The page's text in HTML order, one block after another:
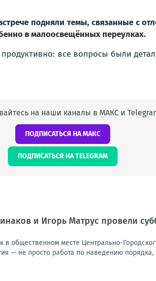
подняли темы, связанные с
в малоосвещённых переулках.
все вопросы были
на наши каналы в МАКС и
ПОДПИСАТЬСЯ НА МАКС
ПОДПИСАТЬСЯ НА TELEGRAM
и Игорь Матрус провели
в общественном месте Центрально-
— не просто работа по наведению